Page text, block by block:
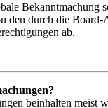
Bekanntmachung
den durch die Board-
ab.
beinhalten meist